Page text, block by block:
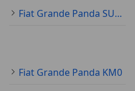
Fiat Grande Panda SUV/4x4/pickup
Fiat Grande Panda KM0